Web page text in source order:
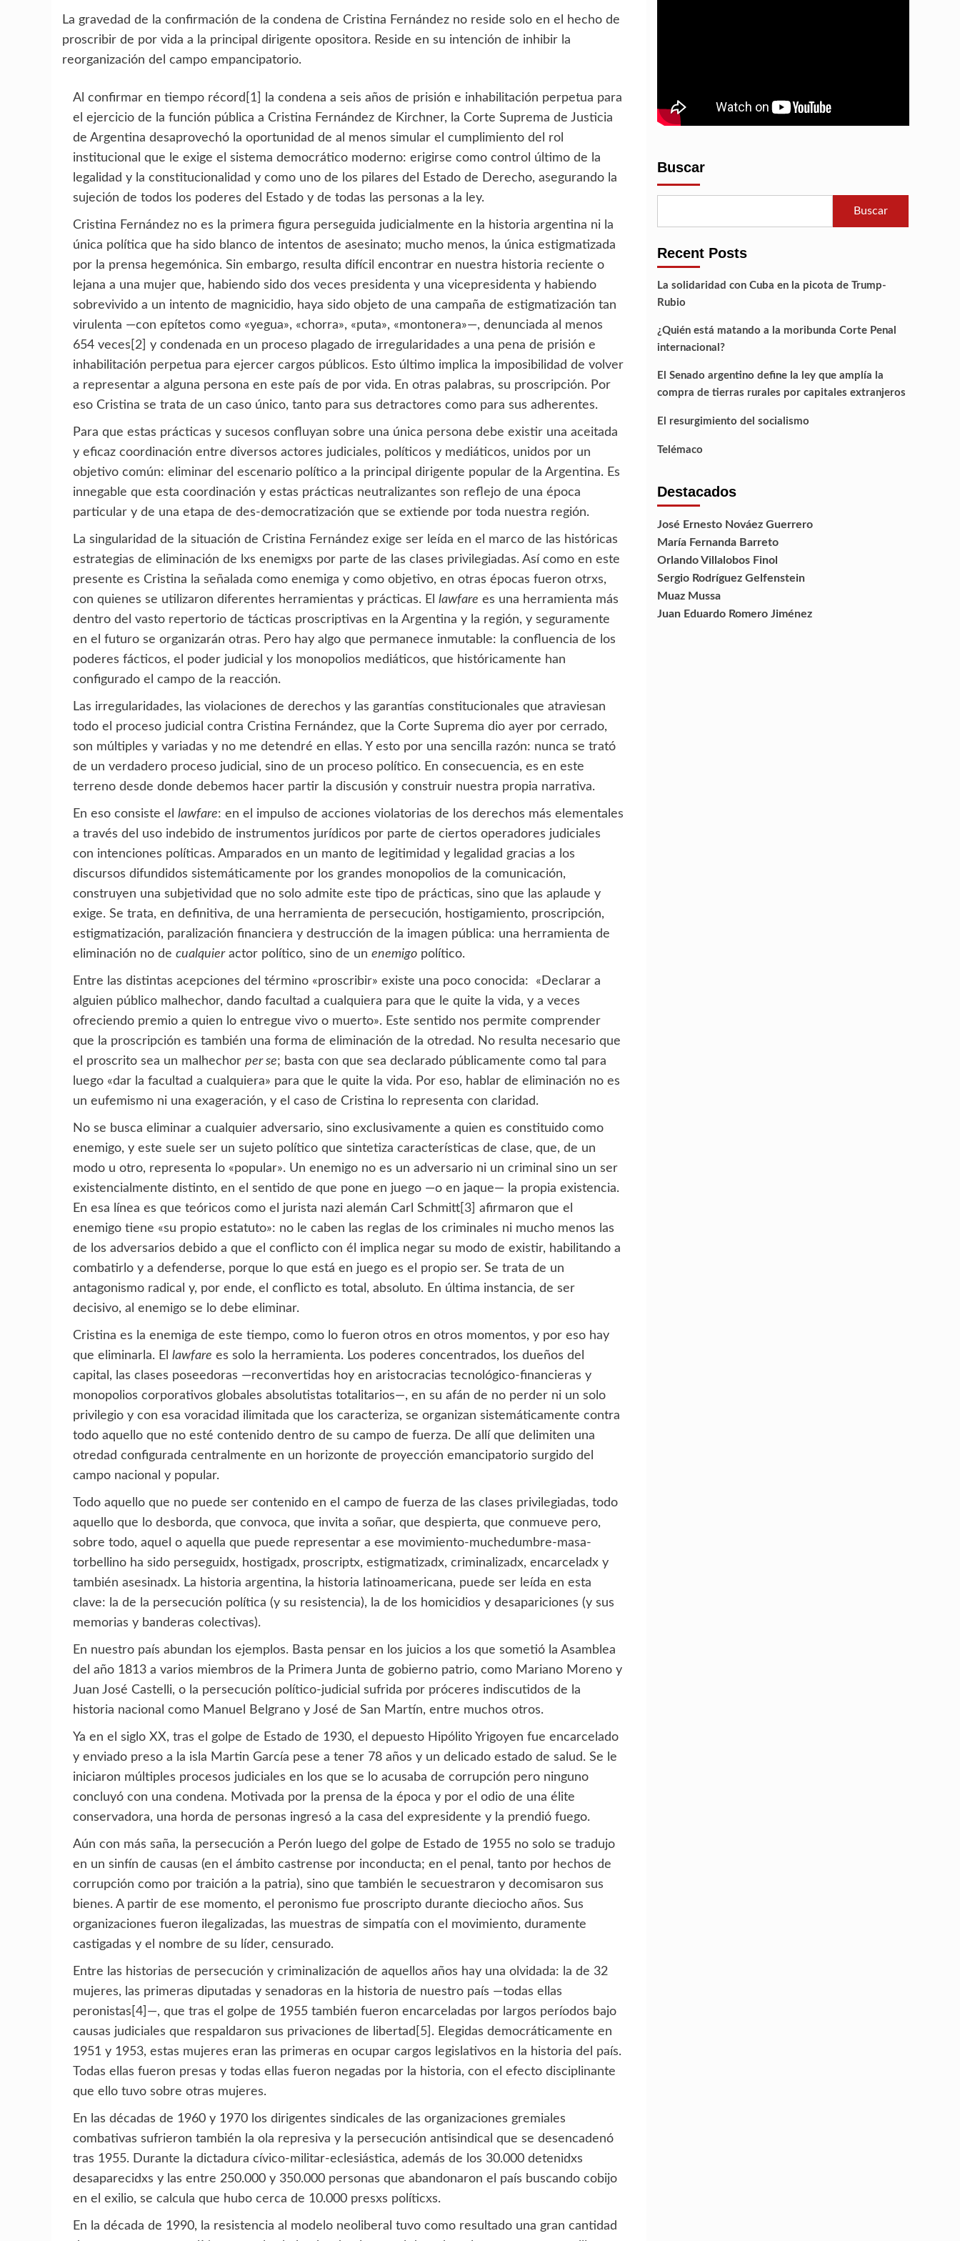
La gravedad de la confirmación de la condena de Cristina Fernández no reside solo en el hecho de
proscribir de por vida a la principal dirigente opositora. Reside en su intención de inhibir la
reorganización del campo empancipatorio.
Al confirmar en tiempo récord [1]
la condena a seis años de prisión e inhabilitación perpetua para
el ejercicio de la función pública a Cristina Fernández de Kirchner, la Corte Suprema de Justicia
de Argentina desaprovechó la oportunidad de al menos simular el cumplimiento del rol
institucional que le exige el sistema democrático moderno: erigirse como control último de la
legalidad y la constitucionalidad y como uno de los pilares del Estado de Derecho, asegurando la
sujeción de todos los poderes del Estado y de todas las personas a la ley.
Cristina Fernández no es la primera figura perseguida judicialmente en la historia argentina ni la
única política que ha sido blanco de intentos de asesinato; mucho menos, la única estigmatizada
por la prensa hegemónica. Sin embargo, resulta difícil encontrar en nuestra historia reciente o
lejana a una mujer que, habiendo sido dos veces presidenta y una vicepresidenta y habiendo
sobrevivido a un intento de magnicidio, haya sido objeto de una campaña de estigmatización tan
virulenta —con epítetos como «yegua», «chorra», «puta», «montonera»—, denunciada al menos
654 veces [2]
y condenada en un proceso plagado de irregularidades a una pena de prisión e
inhabilitación perpetua para ejercer cargos públicos. Esto último implica la imposibilidad de volver
a representar a alguna persona en este país de por vida. En otras palabras, su proscripción. Por
eso Cristina se trata de un caso único, tanto para sus detractores como para sus adherentes.
Para que estas prácticas y sucesos confluyan sobre una única persona debe existir una aceitada
y eficaz coordinación entre diversos actores judiciales, políticos y mediáticos, unidos por un
objetivo común: eliminar del escenario político a la principal dirigente popular de la Argentina. Es
innegable que esta coordinación y estas prácticas neutralizantes son reflejo de una época
particular y de una etapa de des-democratización que se extiende por toda nuestra región.
La singularidad de la situación de Cristina Fernández exige ser leída en el marco de las históricas
estrategias de eliminación de lxs enemigxs por parte de las clases privilegiadas. Así como en este
presente es Cristina la señalada como enemiga y como objetivo, en otras épocas fueron otrxs,
con quienes se utilizaron diferentes herramientas y prácticas. El lawfare es una herramienta más
dentro del vasto repertorio de tácticas proscriptivas en la Argentina y la región, y seguramente
en el futuro se organizarán otras. Pero hay algo que permanece inmutable: la confluencia de los
poderes fácticos, el poder judicial y los monopolios mediáticos, que históricamente han
configurado el campo de la reacción.
Las irregularidades, las violaciones de derechos y las garantías constitucionales que atraviesan
todo el proceso judicial contra Cristina Fernández, que la Corte Suprema dio ayer por cerrado,
son múltiples y variadas y no me detendré en ellas. Y esto por una sencilla razón: nunca se trató
de un verdadero proceso judicial, sino de un proceso político. En consecuencia, es en este
terreno desde donde debemos hacer partir la discusión y construir nuestra propia narrativa.
En eso consiste el lawfare: en el impulso de acciones violatorias de los derechos más elementales
a través del uso indebido de instrumentos jurídicos por parte de ciertos operadores judiciales
con intenciones políticas. Amparados en un manto de legitimidad y legalidad gracias a los
discursos difundidos sistemáticamente por los grandes monopolios de la comunicación,
construyen una subjetividad que no solo admite este tipo de prácticas, sino que las aplaude y
exige. Se trata, en definitiva, de una herramienta de persecución, hostigamiento, proscripción,
estigmatización, paralización financiera y destrucción de la imagen pública: una herramienta de
eliminación no de cualquieractor político, sino de un enemigo político.
Entre las distintas acepciones del término «proscribir» existe una poco conocida: «Declarar a
alguien público malhechor, dando facultad a cualquiera para que le quite la vida, y a veces
ofreciendo premio a quien lo entregue vivo o muerto». Este sentido nos permite comprender
que la proscripción es también una forma de eliminación de la otredad. No resulta necesario que
el proscrito sea un malhechor per se; basta con que sea declarado públicamente como tal para
luego «dar la facultad a cualquiera» para que le quite la vida. Por eso, hablar de eliminación no es
un eufemismo ni una exageración, y el caso de Cristina lo representa con claridad.
No se busca eliminar a cualquier adversario, sino exclusivamente a quien es constituido como
enemigo, y este suele ser un sujeto político que sintetiza características de clase, que, de un
modo u otro, representa lo «popular». Un enemigo no es un adversario ni un criminal sino un ser
existencialmente distinto, en el sentido de que pone en juego —o en jaque— la propia existencia.
En esa línea es que teóricos como el jurista nazi alemán Carl Schmitt [3]
afirmaron que el
enemigo tiene «su propio estatuto»: no le caben las reglas de los criminales ni mucho menos las
de los adversarios debido a que el conflicto con él implica negar su modo de existir, habilitando a
combatirlo y a defenderse, porque lo que está en juego es el propio ser. Se trata de un
antagonismo radical y, por ende, el conflicto es total, absoluto. En última instancia, de ser
decisivo, al enemigo se lo debe eliminar.
Cristina es la enemiga de este tiempo, como lo fueron otros en otros momentos, y por eso hay
que eliminarla. El lawfare es solo la herramienta. Los poderes concentrados, los dueños del
capital, las clases poseedoras —reconvertidas hoy en aristocracias tecnológico-financieras y
monopolios corporativos globales absolutistas totalitarios—, en su afán de no perder ni un solo
privilegio y con esa voracidad ilimitada que los caracteriza, se organizan sistemáticamente contra
todo aquello que no esté contenido dentro de su campo de fuerza. De allí que delimiten una
otredad configurada centralmente en un horizonte de proyección emancipatorio surgido del
campo nacional y popular.
Todo aquello que no puede ser contenido en el campo de fuerza de las clases privilegiadas, todo
aquello que lo desborda, que convoca, que invita a soñar, que despierta, que conmueve pero,
sobre todo, aquel o aquella que puede representar a ese movimiento-muchedumbre-masa-
torbellino ha sido perseguidx, hostigadx, proscriptx, estigmatizadx, criminalizadx, encarceladx y
también asesinadx. La historia argentina, la historia latinoamericana, puede ser leída en esta
clave: la de la persecución política (y su resistencia), la de los homicidios y desapariciones (y sus
memorias y banderas colectivas).
En nuestro país abundan los ejemplos. Basta pensar en los juicios a los que sometió la Asamblea
del año 1813 a varios miembros de la Primera Junta de gobierno patrio, como Mariano Moreno y
Juan José Castelli, o la persecución político-judicial sufrida por próceres indiscutidos de la
historia nacional como Manuel Belgrano y José de San Martín, entre muchos otros.
Ya en el siglo XX, tras el golpe de Estado de 1930, el depuesto Hipólito Yrigoyen fue encarcelado
y enviado preso a la isla Martin García pese a tener 78 años y un delicado estado de salud. Se le
iniciaron múltiples procesos judiciales en los que se lo acusaba de corrupción pero ninguno
concluyó con una condena. Motivada por la prensa de la época y por el odio de una élite
conservadora, una horda de personas ingresó a la casa del expresidente y la prendió fuego.
Aún con más saña, la persecución a Perón luego del golpe de Estado de 1955 no solo se tradujo
en un sinfín de causas (en el ámbito castrense por inconducta; en el penal, tanto por hechos de
corrupción como por traición a la patria), sino que también le secuestraron y decomisaron sus
bienes. A partir de ese momento, el peronismo fue proscripto durante dieciocho años. Sus
organizaciones fueron ilegalizadas, las muestras de simpatía con el movimiento, duramente
castigadas y el nombre de su líder, censurado.
Entre las historias de persecución y criminalización de aquellos años hay una olvidada: la de 32
mujeres, las primeras diputadas y senadoras en la historia de nuestro país —todas ellas
peronistas [4] —, que tras el golpe de 1955 también fueron encarceladas por largos períodos bajo
causas judiciales que respaldaron sus privaciones de libertad [5] . Elegidas democráticamente en
1951 y 1953, estas mujeres eran las primeras en ocupar cargos legislativos en la historia del país.
Todas ellas fueron presas y todas ellas fueron negadas por la historia, con el efecto disciplinante
que ello tuvo sobre otras mujeres.
En las décadas de 1960 y 1970 los dirigentes sindicales de las organizaciones gremiales
combativas sufrieron también la ola represiva y la persecución antisindical que se desencadenó
tras 1955. Durante la dictadura cívico-militar-eclesiástica, además de los 30.000 detenidxs
desaparecidxs y las entre 250.000 y 350.000 personas que abandonaron el país buscando cobijo
en el exilio, se calcula que hubo cerca de 10.000 presxs políticxs.
En la década de 1990, la resistencia al modelo neoliberal tuvo como resultado una gran cantidad
Buscar
Buscar
Recent Posts
La solidaridad con Cuba en la picota de Trump-
Rubio
¿Quién está matando a la moribunda Corte Penal
internacional?
El Senado argentino define la ley que amplía la
compra de tierras rurales por capitales extranjeros
El resurgimiento del socialismo
Telémaco
Destacados
José Ernesto Nováez Guerrero
María Fernanda Barreto
Orlando Villalobos Finol
Sergio Rodríguez Gelfenstein
Muaz Mussa
Juan Eduardo Romero Jiménez